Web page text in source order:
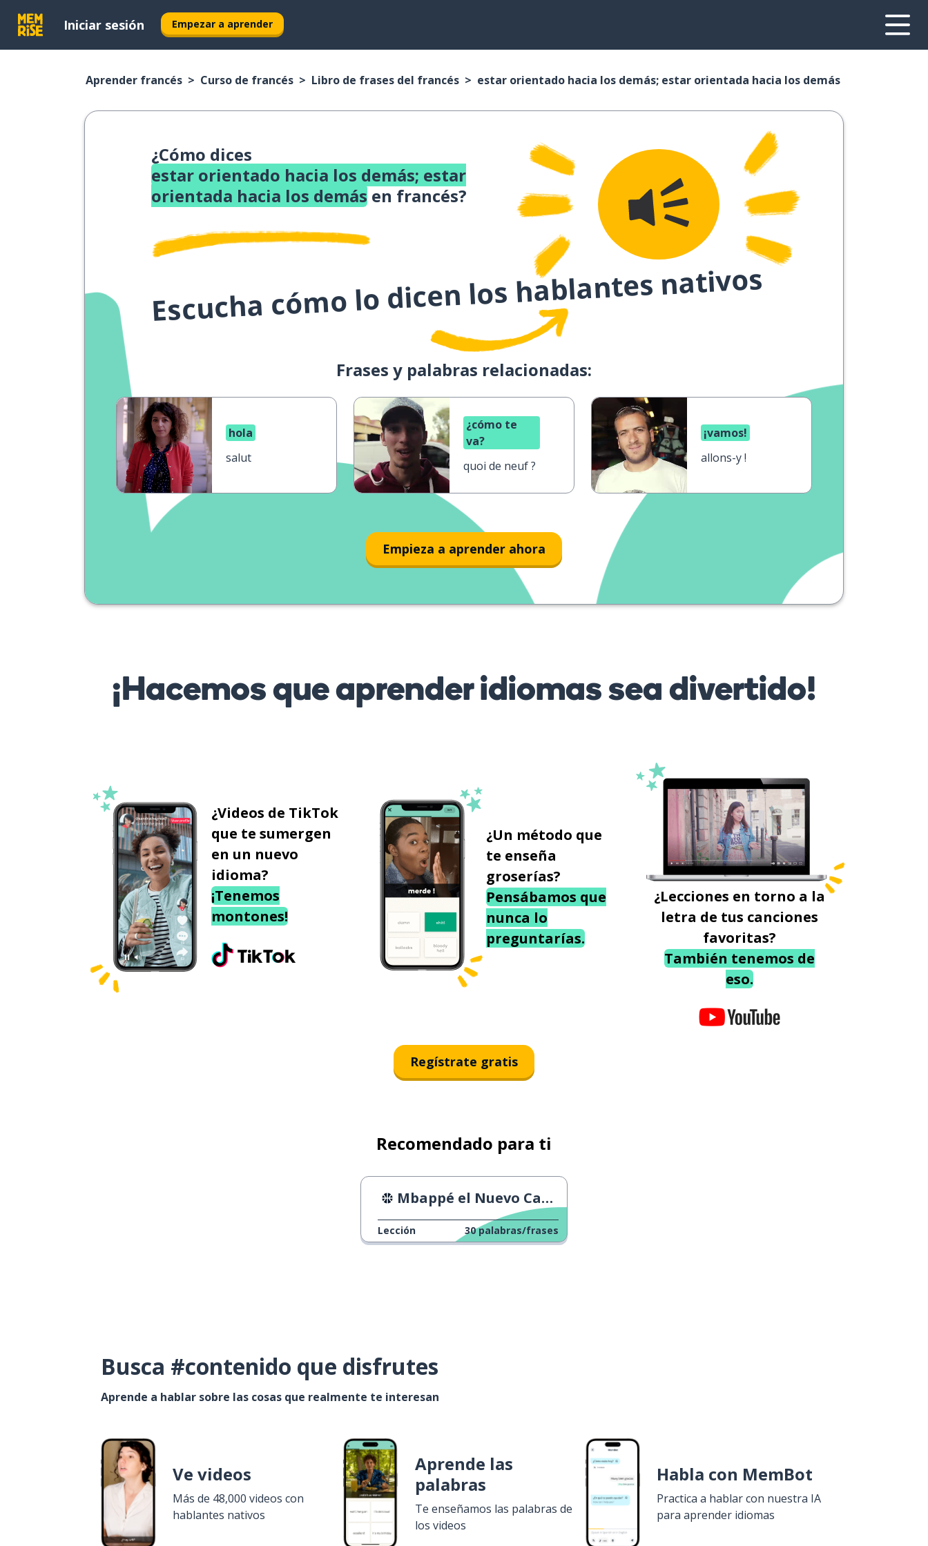
Iniciar sesión Empezar a aprender
Aprender francés Curso de francés Libro de frases del francés estar orientado hacia los demás; estar orientada hacia los demás
¿Cómo dices
estar orientado hacia los demás; estar
orientada hacia los demás en francés?
Escucha cómo lo dicen los hablantes nativos
Frases y palabras relacionadas:
hola
salut
¿cómo te
va?
quoi de neuf ?
¡vamos!
allons-y !
Empieza a aprender ahora
¡Hacemos que aprender idiomas sea divertido!
¿Videos de TikTok
que te sumergen
en un nuevo
idioma?
¡Tenemos
montones!
¿Un método que
te enseña
groserías?
Pensábamos que
nunca lo
preguntarías.
¿Lecciones en torno a la
letra de tus canciones
favoritas?
También tenemos de
eso.
Regístrate gratis
Recomendado para ti
Mbappé el Nuevo Capitán de Francia
Lección 30 palabras/frases
Busca #contenido que disfrutes
Aprende a hablar sobre las cosas que realmente te interesan
Ve videos
Más de 48,000 videos con
hablantes nativos
Aprende las
palabras
Te enseñamos las palabras de
los videos
Habla con MemBot
Practica a hablar con nuestra IA
para aprender idiomas